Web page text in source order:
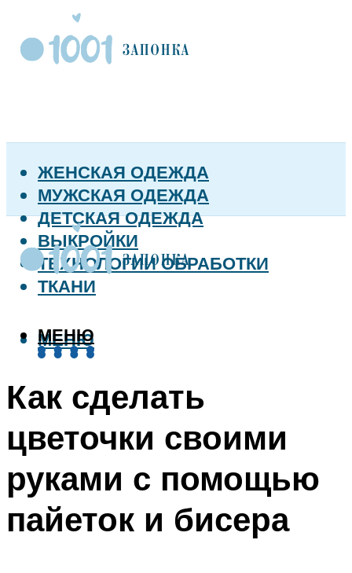
ЖЕНСКАЯ ОДЕЖДА
МУЖСКАЯ ОДЕЖДА
ДЕТСКАЯ ОДЕЖДА
ВЫКРОЙКИ
ТЕХНОЛОГИИ ОБРАБОТКИ
ТКАНИ
МЕНЮ
МЕНЮ
Как сделать
цветочки своими
руками с помощью
пайеток и бисера